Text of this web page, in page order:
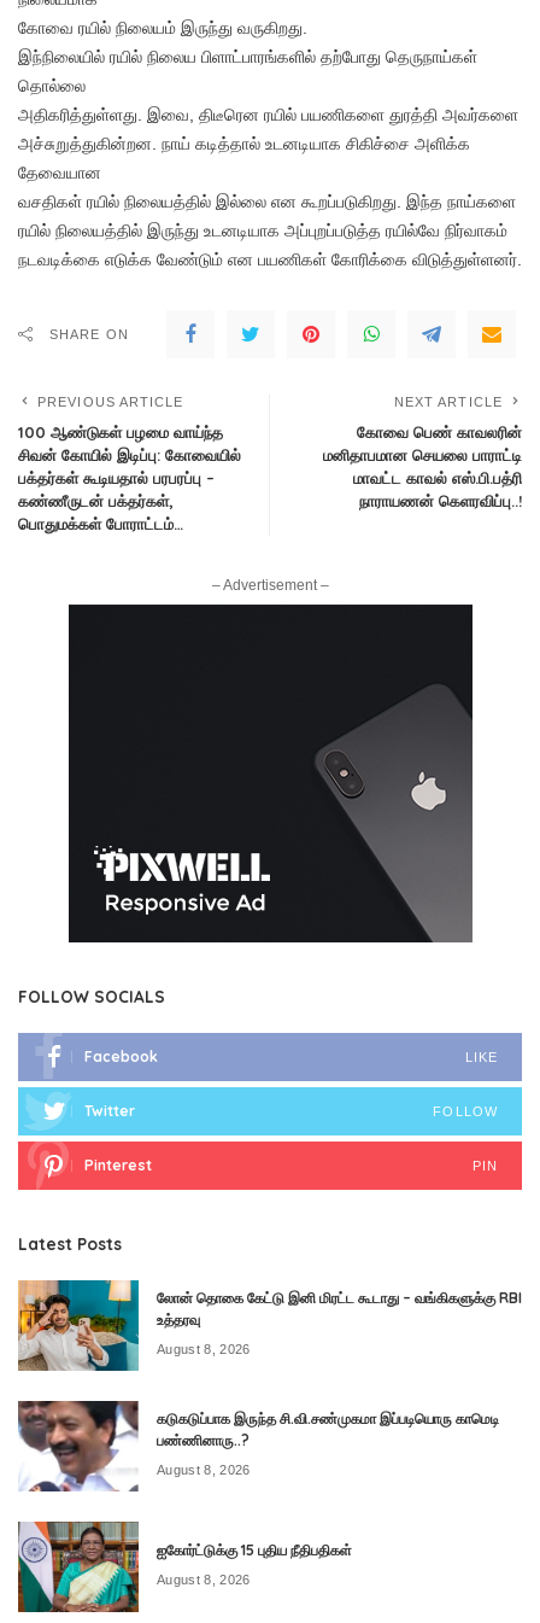
கோவை ரயில் நிலையம் இருந்து வருகிறது.
இந்நிலையில் ரயில் நிலைய பிளாட்பாரங்களில் தற்போது தெருநாய்கள்
தொல்லை
அதிகரித்துள்ளது. இவை, திடீரென ரயில் பயணிகளை துரத்தி அவர்களை
அச்சுறுத்துகின்றன. நாய் கடித்தால் உடனடியாக சிகிச்சை அளிக்க
தேவையான
வசதிகள் ரயில் நிலையத்தில் இல்லை என கூறப்படுகிறது. இந்த நாய்களை
ரயில் நிலையத்தில் இருந்து உடனடியாக அப்புறப்படுத்த ரயில்வே நிர்வாகம்
நடவடிக்கை எடுக்க வேண்டும் என பயணிகள் கோரிக்கை விடுத்துள்ளனர்.
SHARE ON
PREVIOUS ARTICLE
100 ஆண்டுகள் பழமை வாய்ந்த
சிவன் கோயில் இடிப்பு: கோவையில்
பக்தர்கள் கூடியதால் பரபரப்பு –
கண்ணீருடன் பக்தர்கள்,
பொதுமக்கள் போராட்டம்…
NEXT ARTICLE
கோவை பெண் காவலரின்
மனிதாபமான செயலை பாராட்டி
மாவட்ட காவல் எஸ்.பி.பத்ரி
நாராயணன் கெளரவிப்பு..!
– Advertisement –
FOLLOW SOCIALS
Facebook LIKE
Twitter FOLLOW
Pinterest PIN
Latest Posts
லோன் தொகை கேட்டு இனி மிரட்ட கூடாது – வங்கிகளுக்கு RBI
உத்தரவு
August 8, 2026
கடுகடுப்பாக இருந்த சி.வி.சண்முகமா இப்படியொரு காமெடி
பண்ணினாரு..?
August 8, 2026
ஐகோர்ட்டுக்கு 15 புதிய நீதிபதிகள்
August 8, 2026